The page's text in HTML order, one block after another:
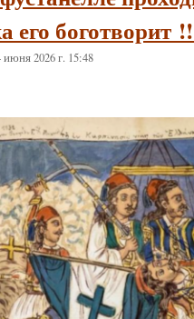
его боготворит
2026 г. 15:48